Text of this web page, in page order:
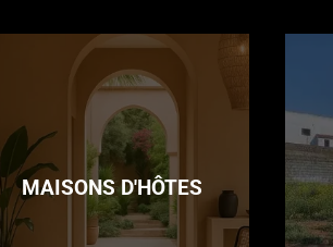
MAISONS D'HÔTES